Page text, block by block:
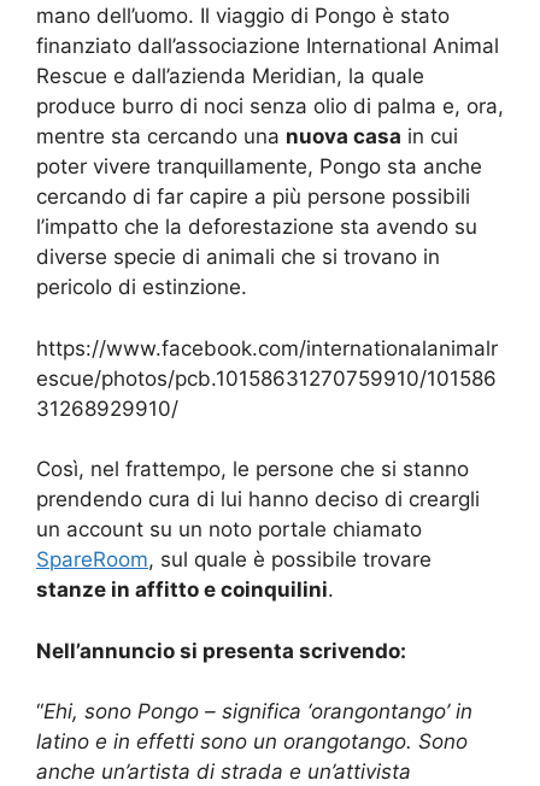
mano dell’uomo. Il viaggio di Pongo è stato
finanziato dall’associazione International Animal
Rescue e dall’azienda Meridian, la quale
produce burro di noci senza olio di palma e, ora,
mentre sta cercando una nuova casa in cui
poter vivere tranquillamente, Pongo sta anche
cercando di far capire a più persone possibili
l’impatto che la deforestazione sta avendo su
diverse specie di animali che si trovano in
pericolo di estinzione.
https://www.facebook.com/internationalanimalr
escue/photos/pcb.10158631270759910/101586
31268929910/
Così, nel frattempo, le persone che si stanno
prendendo cura di lui hanno deciso di creargli
un account su un noto portale chiamato
SpareRoom, sul quale è possibile trovare
stanze in affitto e coinquilini.
Nell’annuncio si presenta scrivendo:
“Ehi, sono Pongo – significa ‘orangontango’ in
latino e in effetti sono un orangotango. Sono
anche un’artista di strada e un’attivista